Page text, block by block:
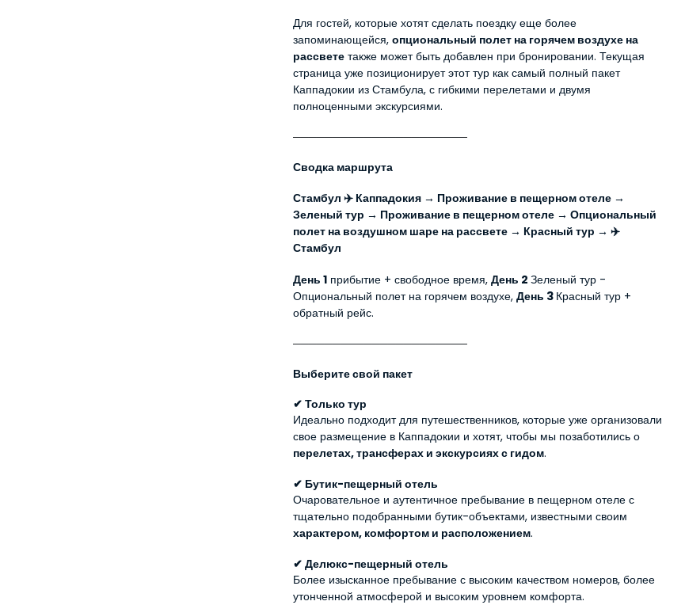
Для гостей, которые хотят сделать поездку еще более
запоминающейся, опциональный полет на горячем воздухе на
рассвете также может быть добавлен при бронировании. Текущая
страница уже позиционирует этот тур как самый полный пакет
Каппадокии из Стамбула, с гибкими перелетами и двумя
полноценными экскурсиями.
Сводка маршрута
Стамбул ✈️ Каппадокия → Проживание в пещерном отеле →
Зеленый тур → Проживание в пещерном отеле → Опциональный
полет на воздушном шаре на рассвете → Красный тур → ✈️
Стамбул
День 1 прибытие + свободное время, День 2 Зеленый тур -
Опциональный полет на горячем воздухе, День 3 Красный тур +
обратный рейс.
Выберите свой пакет
✔ Только тур
Идеально подходит для путешественников, которые уже организовали
перелетах, трансферах и экскурсиях с гидом.
✔ Бутик-пещерный отель
Очаровательное и аутентичное пребывание в пещерном отеле с
характером, комфортом и расположением.
✔ Делюкс-пещерный отель
Более изысканное пребывание с высоким качеством номеров, более
утонченной атмосферой и высоким уровнем комфорта.